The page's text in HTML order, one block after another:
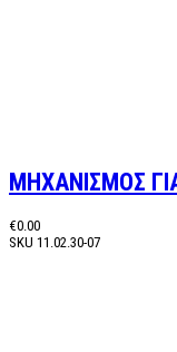
ΜΗΧΑΝΙΣΜΟΣ
€0.00
SKU 11.02.30-07